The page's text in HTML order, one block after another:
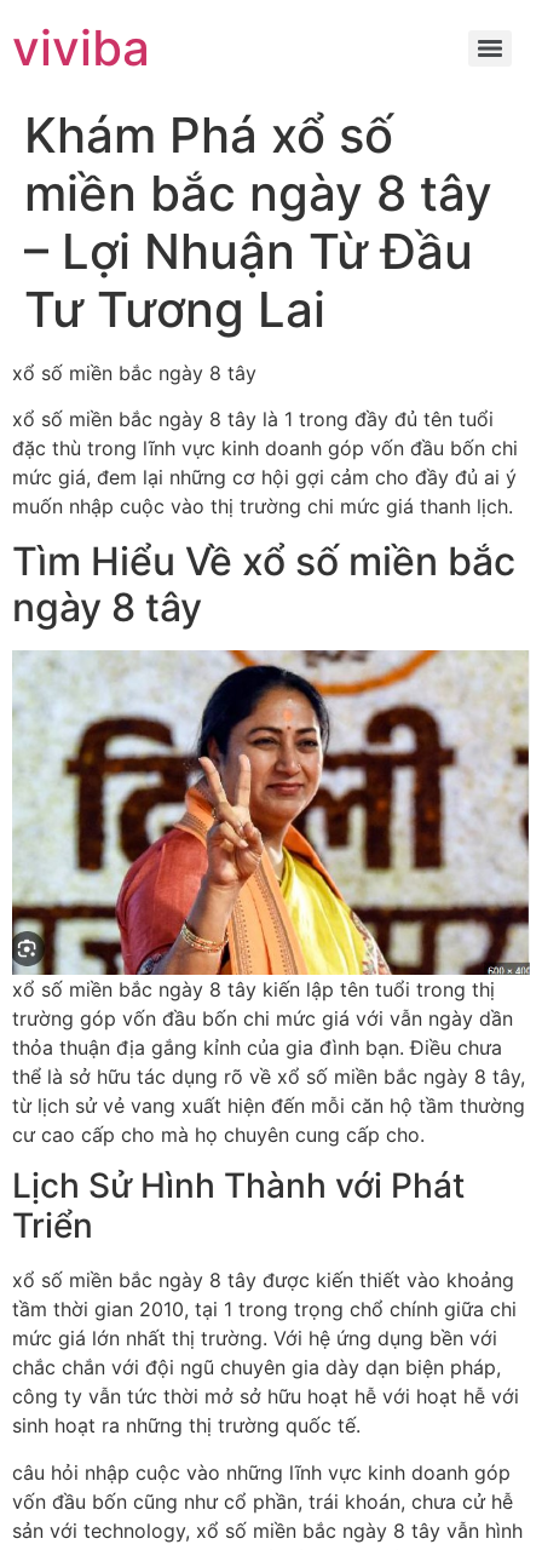
viviba
Khám Phá xổ số
miền bắc ngày 8 tây
– Lợi Nhuận Từ Đầu
Tư Tương Lai
xổ số miền bắc ngày 8 tây
xổ số miền bắc ngày 8 tây là 1 trong đầy đủ tên tuổi
đặc thù trong lĩnh vực kinh doanh góp vốn đầu bốn chi
mức giá, đem lại những cơ hội gợi cảm cho đầy đủ ai ý
muốn nhập cuộc vào thị trường chi mức giá thanh lịch.
Tìm Hiểu Về xổ số miền bắc
ngày 8 tây
xổ số miền bắc ngày 8 tây kiến lập tên tuổi trong thị
trường góp vốn đầu bốn chi mức giá với vẫn ngày dần
thỏa thuận địa gắng kỉnh của gia đình bạn. Điều chưa
thể là sở hữu tác dụng rõ về xổ số miền bắc ngày 8 tây,
từ lịch sử vẻ vang xuất hiện đến mỗi căn hộ tầm thường
cư cao cấp cho mà họ chuyên cung cấp cho.
Lịch Sử Hình Thành với Phát
Triển
xổ số miền bắc ngày 8 tây được kiến thiết vào khoảng
tầm thời gian 2010, tại 1 trong trọng chổ chính giữa chi
mức giá lớn nhất thị trường. Với hệ ứng dụng bền với
chắc chắn với đội ngũ chuyên gia dày dạn biện pháp,
công ty vẫn tức thời mở sở hữu hoạt hễ với hoạt hễ với
sinh hoạt ra những thị trường quốc tế.
câu hỏi nhập cuộc vào những lĩnh vực kinh doanh góp
vốn đầu bốn cũng như cổ phần, trái khoán, chưa cử hễ
sản với technology, xổ số miền bắc ngày 8 tây vẫn hình